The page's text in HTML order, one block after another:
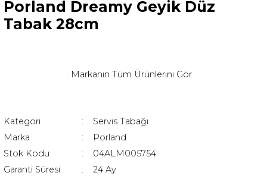
Porland Dreamy Geyik Düz
Tabak 28cm
Markanın Tüm Ürünlerini Gör
Kategori
Servis Tabağı
Marka
Porland
Stok Kodu
04ALM005754
Garanti Süresi
24 Ay